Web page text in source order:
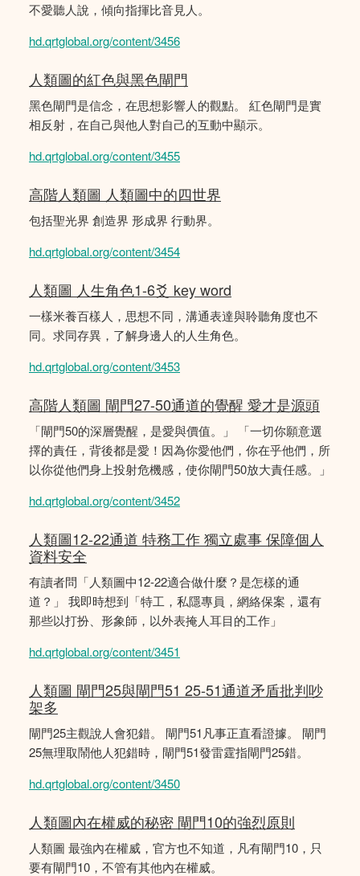
不愛聽人說，傾向指揮比音見人。
hd.qrtglobal.org/content/3456
人類圖的紅色與黑色閘門
黑色閘門是信念，在思想影響人的觀點。 紅色閘門是實
相反射，在自己與他人對自己的互動中顯示。
hd.qrtglobal.org/content/3455
高階人類圖 人類圖中的四世界
包括聖光界 創造界 形成界 行動界。
hd.qrtglobal.org/content/3454
人類圖 人生角色1-6爻 key word
一樣米養百樣人，思想不同，溝通表達與聆聽角度也不
同。求同存異，了解身邊人的人生角色。
hd.qrtglobal.org/content/3453
高階人類圖 閘門27-50通道的覺醒 愛才是源頭
「閘門50的深層覺醒，是愛與價值。」 「一切你願意選
擇的責任，背後都是愛！因為你愛他們，你在乎他們，所
以你從他們身上投射危機感，使你閘門50放大責任感。」
hd.qrtglobal.org/content/3452
人類圖12-22通道 特務工作 獨立處事 保障個人
資料安全
有讀者問「人類圖中12-22適合做什麼？是怎樣的通
道？」 我即時想到「特工，私隱專員，網絡保案，還有
那些以打扮、形象師，以外表掩人耳目的工作」
hd.qrtglobal.org/content/3451
人類圖 閘門25與閘門51 25-51通道矛盾批判吵
架多
閘門25主觀說人會犯錯。 閘門51凡事正直看證據。 閘門
25無理取鬧他人犯錯時，閘門51發雷霆指閘門25錯。
hd.qrtglobal.org/content/3450
人類圖內在權威的秘密 閘門10的強烈原則
人類圖 最強內在權威，官方也不知道，凡有閘門10，只
要有閘門10，不管有其他內在權威。